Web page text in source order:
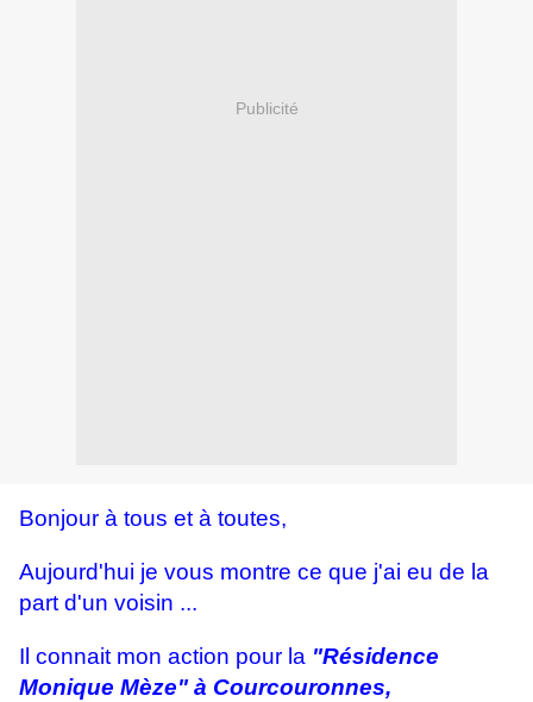
Publicité
Bonjour à tous et à toutes,
Aujourd'hui je vous montre ce que j'ai eu de la
part d'un voisin ...
Il connait mon action pour la "Résidence
Monique Mèze" à Courcouronnes,